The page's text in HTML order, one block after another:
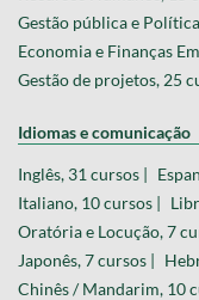
Gestão pública e
Economia e Finanças
Gestão de projetos, 25
Idiomas e comunicação
Inglês, 31 cursos |
Italiano, 10 cursos |
Oratória e Locução, 7
Japonês, 7 cursos |
Chinês / Mandarim, 10